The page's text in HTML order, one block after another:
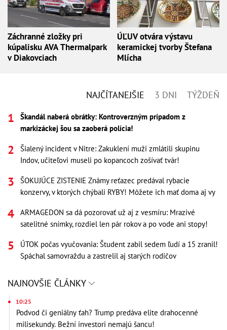
Záchranné zložky pri
kúpalisku AVA Thermalpark
v Diakovciach
ÚĽUV otvára výstavu
keramickej tvorby Štefana
Mlícha
NAJČÍTANEJŠIE 3 DNI TÝŽDEŇ
Škandál naberá obrátky: Kontroverzným prípadom z
markizáckej šou sa zaoberá polícia!
Šialený incident v Nitre: Zakuklení muži zmlátili skupinu
Indov, učiteľovi museli po kopancoch zošívať tvár!
ŠOKUJÚCE ZISTENIE Známy reťazec predával rybacie
konzervy, v ktorých chýbali RYBY! Môžete ich mať doma aj vy
ARMAGEDON sa dá pozorovať už aj z vesmíru: Mrazivé
satelitné snímky, rozdiel len pár rokov a po vode ani stopy!
ÚTOK počas vyučovania: Študent zabil sedem ľudí a 15 zranil!
Spáchal samovraždu a zastrelil aj starých rodičov
NAJNOVŠIE ČLÁNKY
10:25
Podvod či geniálny ťah? Trump predáva elite drahocenné
milisekundy. Bežní investori nemajú šancu!